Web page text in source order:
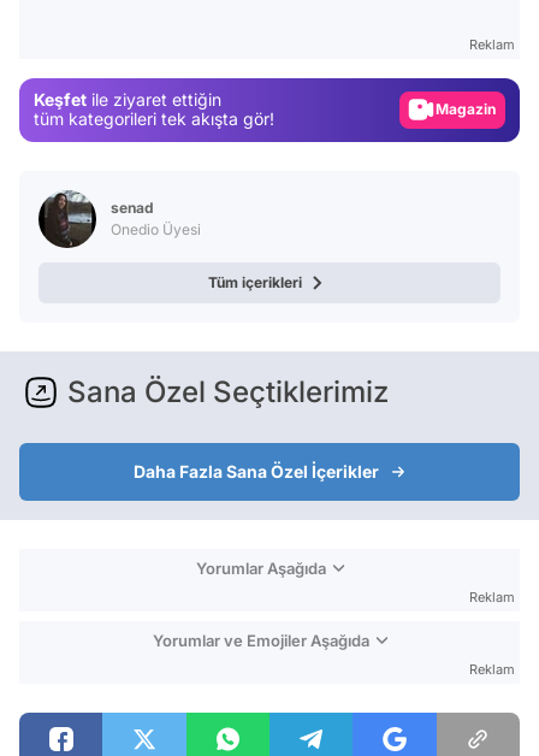
Reklam
Keşfet ile ziyaret ettiğin
tüm kategorileri tek akışta gör!
Video
senad
Onedio Üyesi
Tüm içerikleri
Sana Özel Seçtiklerimiz
Daha Fazla Sana Özel İçerikler
Yorumlar Aşağıda
Reklam
Yorumlar ve Emojiler Aşağıda
Reklam